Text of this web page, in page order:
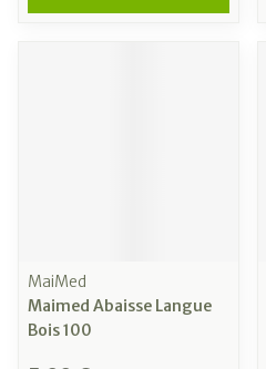
MaiMed
Maimed Abaisse Langue
Bois 100